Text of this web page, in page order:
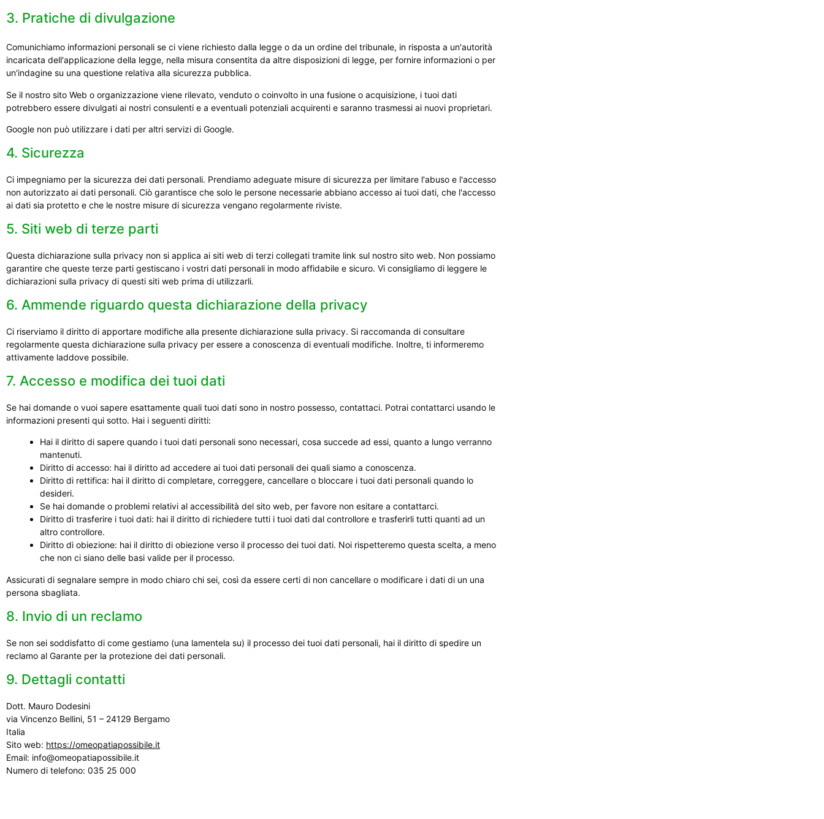
3. Pratiche di divulgazione
Comunichiamo informazioni personali se ci viene richiesto dalla legge o da un ordine del tribunale, in risposta a un'autorità
incaricata dell'applicazione della legge, nella misura consentita da altre disposizioni di legge, per fornire informazioni o per
un'indagine su una questione relativa alla sicurezza pubblica.
Se il nostro sito Web o organizzazione viene rilevato, venduto o coinvolto in una fusione o acquisizione, i tuoi dati
potrebbero essere divulgati ai nostri consulenti e a eventuali potenziali acquirenti e saranno trasmessi ai nuovi proprietari.
Google non può utilizzare i dati per altri servizi di Google.
4. Sicurezza
Ci impegniamo per la sicurezza dei dati personali. Prendiamo adeguate misure di sicurezza per limitare l'abuso e l'accesso
non autorizzato ai dati personali. Ciò garantisce che solo le persone necessarie abbiano accesso ai tuoi dati, che l'accesso
ai dati sia protetto e che le nostre misure di sicurezza vengano regolarmente riviste.
5. Siti web di terze parti
Questa dichiarazione sulla privacy non si applica ai siti web di terzi collegati tramite link sul nostro sito web. Non possiamo
garantire che queste terze parti gestiscano i vostri dati personali in modo affidabile e sicuro. Vi consigliamo di leggere le
dichiarazioni sulla privacy di questi siti web prima di utilizzarli.
6. Ammende riguardo questa dichiarazione della privacy
Ci riserviamo il diritto di apportare modifiche alla presente dichiarazione sulla privacy. Si raccomanda di consultare
regolarmente questa dichiarazione sulla privacy per essere a conoscenza di eventuali modifiche. Inoltre, ti informeremo
attivamente laddove possibile.
7. Accesso e modifica dei tuoi dati
Se hai domande o vuoi sapere esattamente quali tuoi dati sono in nostro possesso, contattaci. Potrai contattarci usando le
informazioni presenti qui sotto. Hai i seguenti diritti:
Hai il diritto di sapere quando i tuoi dati personali sono necessari, cosa succede ad essi, quanto a lungo verranno
mantenuti.
Diritto di accesso: hai il diritto ad accedere ai tuoi dati personali dei quali siamo a conoscenza.
Diritto di rettifica: hai il diritto di completare, correggere, cancellare o bloccare i tuoi dati personali quando lo
desideri.
Se hai domande o problemi relativi al accessibilità del sito web, per favore non esitare a contattarci.
Diritto di trasferire i tuoi dati: hai il diritto di richiedere tutti i tuoi dati dal controllore e trasferirli tutti quanti ad un
altro controllore.
Diritto di obiezione: hai il diritto di obiezione verso il processo dei tuoi dati. Noi rispetteremo questa scelta, a meno
che non ci siano delle basi valide per il processo.
Assicurati di segnalare sempre in modo chiaro chi sei, così da essere certi di non cancellare o modificare i dati di un una
persona sbagliata.
8. Invio di un reclamo
Se non sei soddisfatto di come gestiamo (una lamentela su) il processo dei tuoi dati personali, hai il diritto di spedire un
reclamo al Garante per la protezione dei dati personali.
9. Dettagli contatti
Dott. Mauro Dodesini
via Vincenzo Bellini, 51 – 24129 Bergamo
Italia
Sito web: https://omeopatiapossibile.it
Email: info@omeopatiapossibile.it
Numero di telefono: 035 25 000